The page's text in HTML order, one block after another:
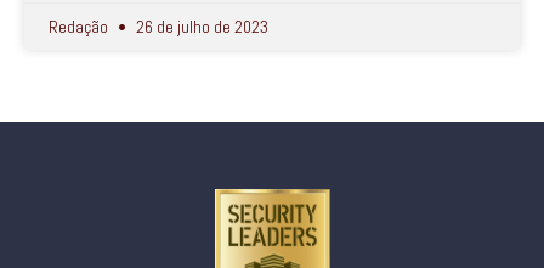
Redação 26 de julho de 2023